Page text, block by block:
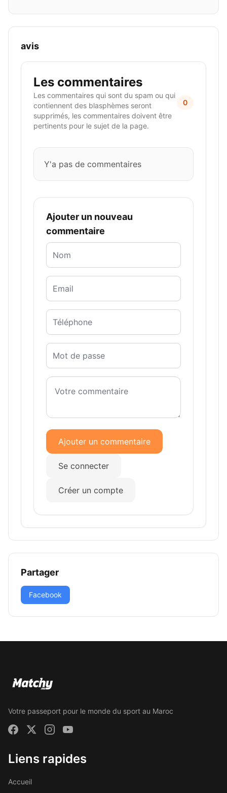
avis
Les commentaires
Les commentaires qui sont du spam ou qui
contiennent des blasphèmes seront
supprimés, les commentaires doivent être
pertinents pour le sujet de la page.
0
Y'a pas de commentaires
Ajouter un nouveau
commentaire
Ajouter un commentaire
Se connecter
Créer un compte
Partager
Facebook
Votre passeport pour le monde du sport au Maroc
Liens rapides
Accueil